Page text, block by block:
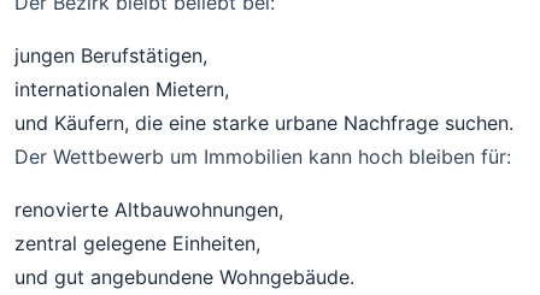
jungen Berufstätigen,
internationalen Mietern,
und Käufern, die eine starke urbane Nachfrage suchen.
Der Wettbewerb um Immobilien kann hoch bleiben für:
renovierte Altbauwohnungen,
zentral gelegene Einheiten,
und gut angebundene Wohngebäude.